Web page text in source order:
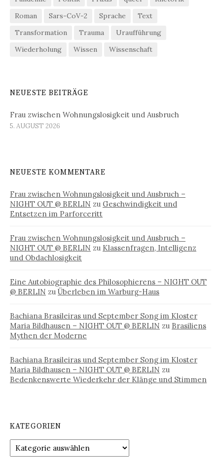
Roman
Sars-CoV-2 Sprache
Text
Transformation
Trauma
Uraufführung
Wiederholung
Wissen Wissenschaft
NEUESTE BEITRÄGE
Frau zwischen Wohnungslosigkeit und Ausbruch
5. AUGUST 2026
NEUESTE KOMMENTARE
Frau zwischen Wohnungslosigkeit und Ausbruch –
NIGHT OUT @ BERLIN zu Geschwindigkeit und
Entsetzen im Parforceritt
Frau zwischen Wohnungslosigkeit und Ausbruch –
NIGHT OUT @ BERLIN zu Klassenfragen, Intelligenz
und Obdachlosigkeit
Eine Autobiographie des Philosophierens – NIGHT OUT
@ BERLIN zu Überleben im Warburg-Haus
Bachiana Brasileiras und September Song im Kloster
Maria Bildhausen – NIGHT OUT @ BERLIN zu Brasiliens
Mythen der Moderne
Bachiana Brasileiras und September Song im Kloster
Maria Bildhausen – NIGHT OUT @ BERLIN zu
Bedenkenswerte Wiederkehr der Klänge und Stimmen
KATEGORIEN
Kategorien